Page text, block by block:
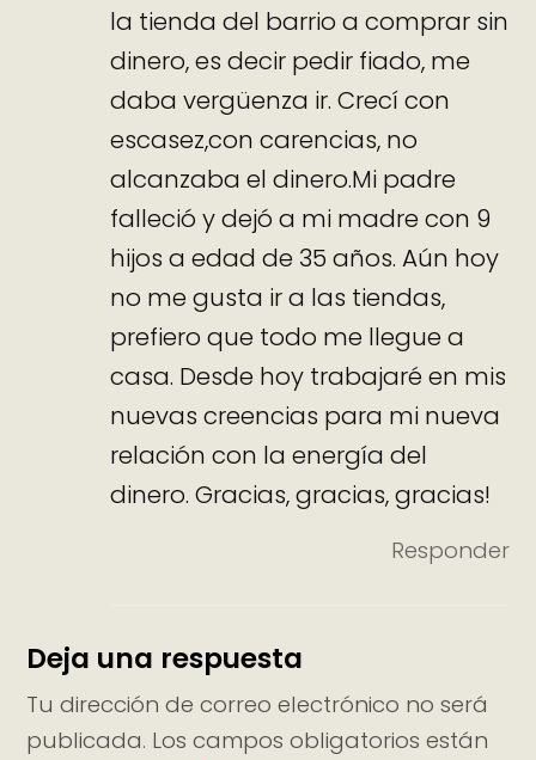
la tienda del barrio a comprar sin
dinero, es decir pedir fiado, me
daba vergüenza ir. Crecí con
escasez,con carencias, no
alcanzaba el dinero.Mi padre
falleció y dejó a mi madre con 9
hijos a edad de 35 años. Aún hoy
no me gusta ir a las tiendas,
prefiero que todo me llegue a
casa. Desde hoy trabajaré en mis
nuevas creencias para mi nueva
relación con la energía del
dinero. Gracias, gracias, gracias!
Responder
Deja una respuesta
Tu dirección de correo electrónico no será
publicada. Los campos obligatorios están